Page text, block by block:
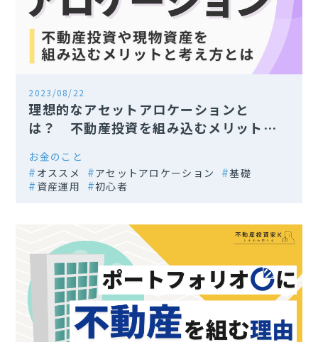
2023/08/22
理想的なアセットアロケーションと
は？ 不動産投資を組み込むメリットも
お金のこと
オススメ
アセットアロケーション
基礎
資産運用
初心者